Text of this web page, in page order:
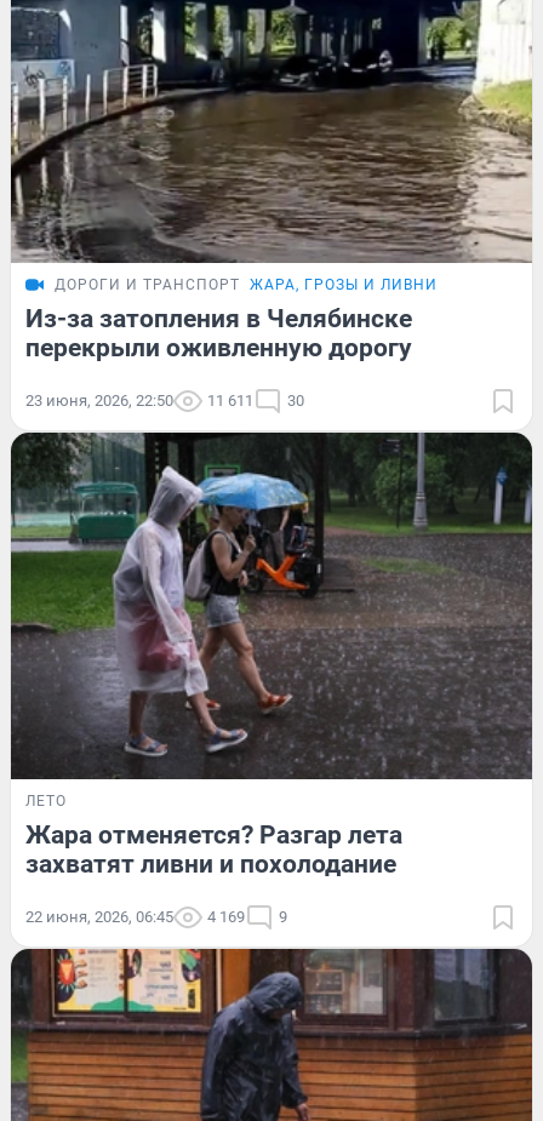
ДОРОГИ И ТРАНСПОРТ ЖАРА, ГРОЗЫ И ЛИВНИ
Из-за затопления в Челябинске
перекрыли оживленную дорогу
23 июня, 2026, 22:50 11 611 30
ЛЕТО
Жара отменяется? Разгар лета
захватят ливни и похолодание
22 июня, 2026, 06:45 4 169 9